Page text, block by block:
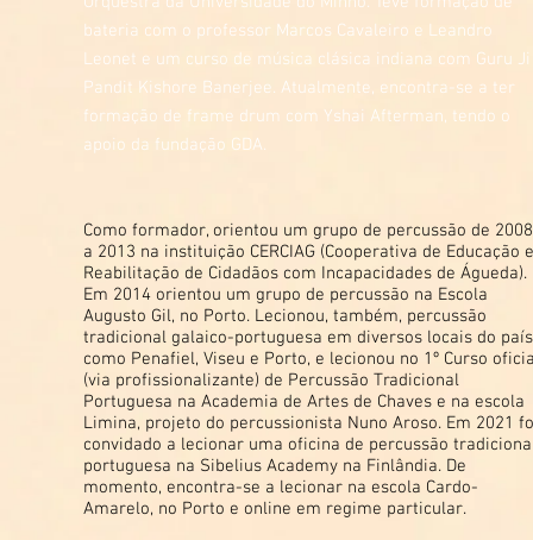
bateria com o professor Marcos Cavaleiro e Leandro
Leonet e um curso de música clásica indiana com Guru Ji
Pandit Kishore Banerjee. Atualmente, encontra-se a ter
formação de frame drum com Yshai Afterman, tendo o
apoio da fundação GDA.
Como formador, orientou um grupo de percussão de 2008
a 2013 na instituição CERCIAG (Cooperativa de Educação e
Reabilitação de Cidadãos com Incapacidades de Águeda).
Em 2014 orientou um grupo de percussão na Escola
Augusto Gil, no Porto. Lecionou, também, percussão
tradicional galaico-portuguesa em diversos locais do país
como Penafiel, Viseu e Porto, e lecionou no 1º Curso
(via profissionalizante) de Percussão Tradicional
Portuguesa na Academia de Artes de Chaves e na escola
Limina, projeto do percussionista Nuno Aroso. Em 2021
convidado a lecionar uma oficina de percussão
portuguesa na Sibelius Academy na Finlândia. De
momento, encontra-se a lecionar na escola Cardo-
Amarelo, no Porto e online em regime particular.